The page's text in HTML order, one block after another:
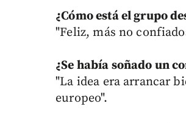
¿Cómo está el grupo
"Feliz, más no
¿Se había soñado un
"La idea era arrancar
europeo".